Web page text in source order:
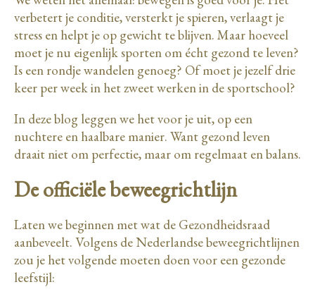
verbetert je conditie, versterkt je spieren, verlaagt je
stress en helpt je op gewicht te blijven. Maar hoeveel
moet je nu eigenlijk sporten om écht gezond te leven?
Is een rondje wandelen genoeg? Of moet je jezelf drie
keer per week in het zweet werken in de sportschool?
In deze blog leggen we het voor je uit, op een
nuchtere en haalbare manier. Want gezond leven
draait niet om perfectie, maar om regelmaat en balans.
De officiële beweegrichtlijn
Laten we beginnen met wat de Gezondheidsraad
aanbeveelt. Volgens de Nederlandse beweegrichtlijnen
zou je het volgende moeten doen voor een gezonde
leefstijl: